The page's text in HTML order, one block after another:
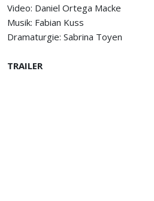
Video: Daniel Ortega Macke
Musik: Fabian Kuss
Dramaturgie: Sabrina Toyen
TRAILER